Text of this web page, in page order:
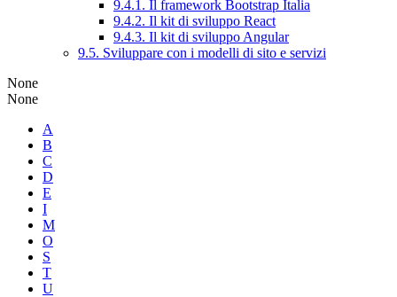
9.4.1. Il framework Bootstrap Italia
9.4.2. Il kit di sviluppo React
9.4.3. Il kit di sviluppo Angular
9.5. Sviluppare con i modelli di sito e servizi
None
None
A
B
C
D
E
I
M
O
S
T
U